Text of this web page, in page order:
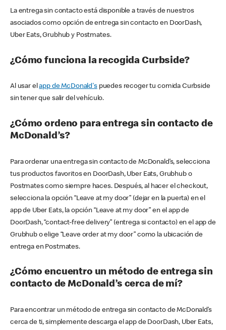
La entrega sin contacto está disponible a través de nuestros
asociados como opción de entrega sin contacto en DoorDash,
Uber Eats, Grubhub y Postmates.
¿Cómo funciona la recogida Curbside?
Al usar elapp de McDonald'spuedes recoger tu comida Curbside
sin tener que salir del vehículo.
¿Cómo ordeno para entrega sin contacto de
McDonald’s?
Para ordenar una entrega sin contacto de McDonald’s, selecciona
tus productos favoritos en DoorDash, Uber Eats, Grubhub o
Postmates como siempre haces. Después, al hacer el checkout,
selecciona la opción “Leave at my door” (dejar en la puerta) en el
app de Uber Eats, la opción “Leave at my door” en el app de
DoorDash, “contact-free delivery” (entrega si contacto) en el app de
Grubhub o elige “Leave order at my door” como la ubicación de
entrega en Postmates.
¿Cómo encuentro un método de entrega sin
contacto de McDonald’s cerca de mí?
Para encontrar un método de entrega sin contacto de McDonald’s
cerca de ti, simplemente descarga el app de DoorDash, Uber Eats,